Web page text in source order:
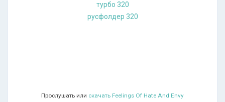
турбо 320
русфолдер 320
Прослушать или скачать Feelings Of Hate And Envy